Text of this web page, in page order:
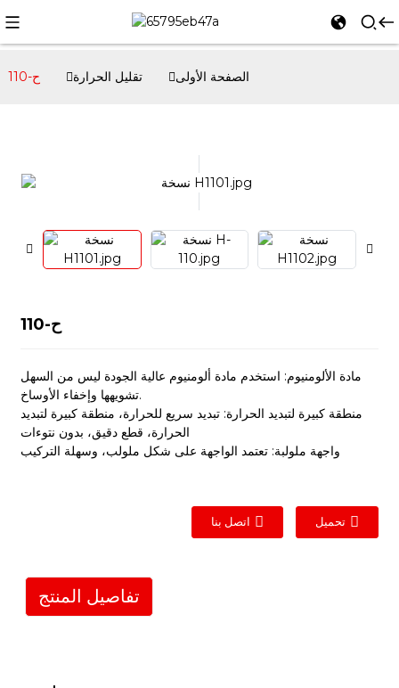
الصفحة الأولى تقليل الحرارة ح-110
ح-110
مادة الألومنيوم: استخدم مادة ألومنيوم عالية الجودة ليس من السهل
تشويهها وإخفاء الأوساخ.
منطقة كبيرة لتبديد الحرارة: تبديد سريع للحرارة، منطقة كبيرة لتبديد
الحرارة، قطع دقيق، بدون نتوءات
واجهة ملولبة: تعتمد الواجهة على شكل ملولب، وسهلة التركيب
اتصل بنا تحميل
تفاصيل المنتج